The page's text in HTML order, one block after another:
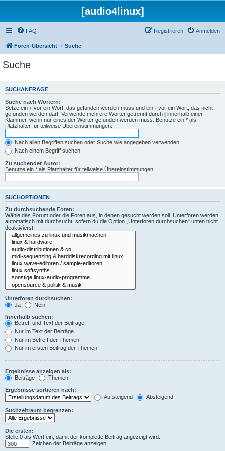
[audio4linux]
FAQ Anmelden
Registrieren
Foren-Übersicht Suche
Suche
SUCHANFRAGE
Suche nach Wörtern:
Setze ein + vor ein Wort, das gefunden werden muss und ein - vor ein Wort, das nicht
gefunden werden darf. Verwende mehrere Wörter getrennt durch | innerhalb einer
Klammer, wenn nur eines der Wörter gefunden werden muss. Benutze ein * als
Platzhalter für teilweise Übereinstimmungen.
Nach allen Begriffen suchen oder Suche wie angegeben verwenden
Nach einem Begriff suchen
Zu suchender Autor:
Benutze ein * als Platzhalter für teilweise Übereinstimmungen.
SUCHOPTIONEN
Zu durchsuchende Foren:
Wähle das Forum oder die Foren aus, in denen gesucht werden soll. Unterforen werden
automatisch mit durchsucht, sofern du die Option „Unterforen durchsuchen“ unten nicht
deaktivierst.
Unterforen durchsuchen:
Ja
Nein
Innerhalb suchen:
Betreff und Text der Beiträge
Nur im Text der Beiträge
Nur im Betreff der Themen
Nur im ersten Beitrag der Themen
Ergebnisse anzeigen als:
Beiträge
Themen
Ergebnisse sortieren nach:
Aufsteigend
Absteigend
Suchzeitraum begrenzen:
Die ersten:
Stelle 0 als Wert ein, damit der komplette Beitrag angezeigt wird.
Zeichen der Beiträge anzeigen